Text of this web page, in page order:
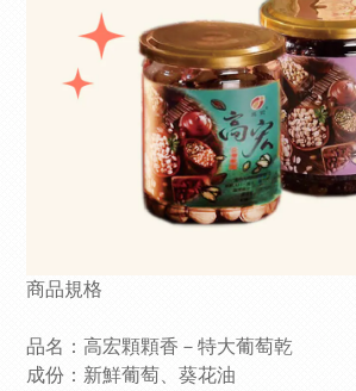
商品規格
品名：高宏顆顆香－特大葡萄乾
成份：新鮮葡萄、葵花油